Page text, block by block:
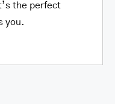
the perfect
you.